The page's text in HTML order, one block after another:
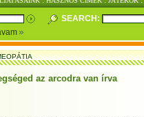
SEARCH:
az arcodra van írva